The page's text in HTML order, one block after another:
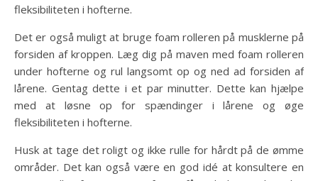
fleksibiliteten i hofterne.
Det er også muligt at bruge foam rolleren på musklerne på
forsiden af kroppen. Læg dig på maven med foam rolleren
under hofterne og rul langsomt op og ned ad forsiden af
lårene. Gentag dette i et par minutter. Dette kan hjælpe
med at løsne op for spændinger i lårene og øge
fleksibiliteten i hofterne.
Husk at tage det roligt og ikke rulle for hårdt på de ømme
områder. Det kan også være en god idé at konsultere en